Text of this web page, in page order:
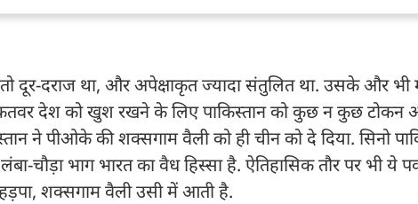
दूर-दराज था, और अपेक्षाकृत ज्यादा संतुलित था. उसके और
देश को खुश रखने के लिए पाकिस्तान को कुछ न कुछ
ने पीओके की शक्सगाम वैली को ही चीन को दे दिया. सिनो
चौड़ा भाग भारत का वैध हिस्सा है. ऐतिहासिक तौर पर भी ये
शक्सगाम वैली उसी में आती है.